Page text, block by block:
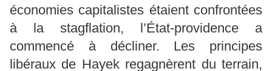
économies capitalistes étaient confrontées
à la stagflation, l’État-providence a
commencé à décliner. Les principes
libéraux de Hayek regagnèrent du terrain,